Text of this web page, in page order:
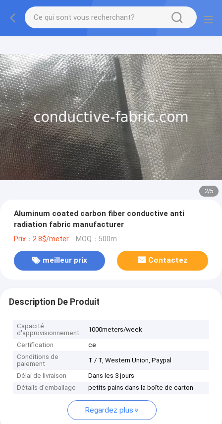
2/5
Aluminum coated carbon fiber conductive anti
radiation fabric manufacturer
Prix：2.8$/meter MOQ：500m
meilleur prix Contactez
Description De Produit
Capacité
d'approvisionnement
1000meters/week
Certification
ce
Conditions de
paiement
T / T, Western Union, Paypal
Délai de livraison
Dans les 3 jours
Détails d'emballage
petits pains dans la boîte de carton
Regardez plus